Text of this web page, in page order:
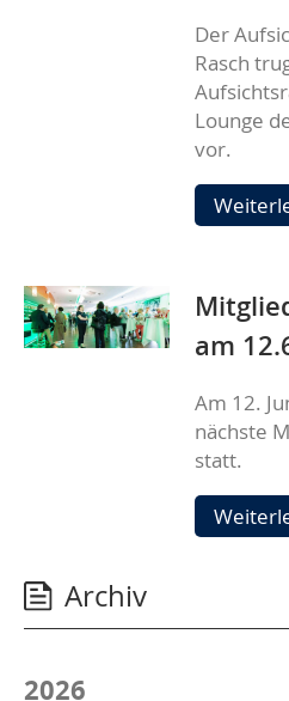
Der
Rasch
Lounge
vor.
am
Am 12.
nächste
statt.
Archiv
2026